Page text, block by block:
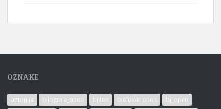
OZNAKE
antonija bilogora_open bilten bjelovar open
bj_open